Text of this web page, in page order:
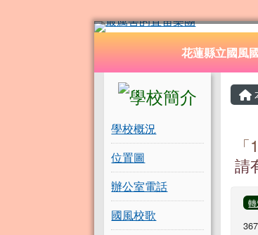
花蓮縣立國風國民
導覽列 花蓮縣立國風
左邊區域內容
學校概況
位置圖
辦公室電話
國風校歌
主
請
367
頁尾區域